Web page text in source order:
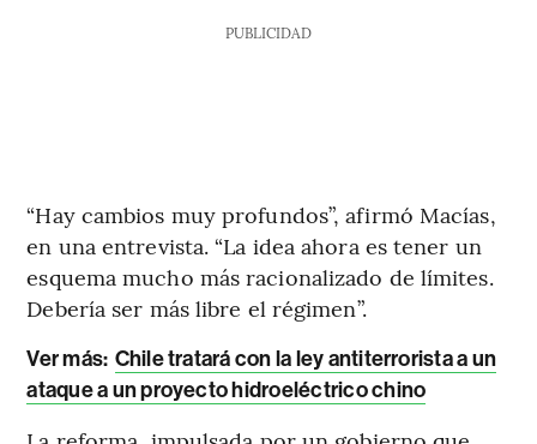
PUBLICIDAD
“Hay cambios muy profundos”, afirmó Macías,
en una entrevista. “La idea ahora es tener un
esquema mucho más racionalizado de límites.
Debería ser más libre el régimen”.
Ver más: Chile tratará con la ley antiterrorista a un
ataque a un proyecto hidroeléctrico chino